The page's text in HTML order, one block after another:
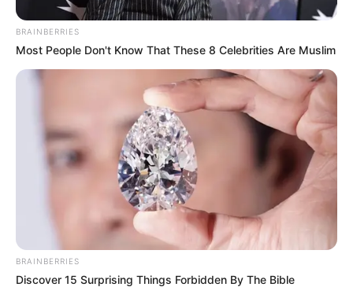
BRAINBERRIES
Most People Don't Know That These 8 Celebrities Are Muslim
BRAINBERRIES
Discover 15 Surprising Things Forbidden By The Bible